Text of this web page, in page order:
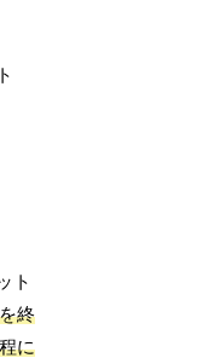
ト
終
に